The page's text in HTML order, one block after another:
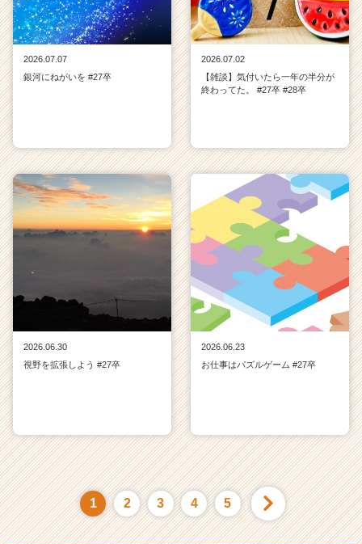
2026.07.07
銀河にねがいを #27卒
2026.07.02
【雑談】気付いたら一年の半分が
終わってた。 #27卒 #28卒
2026.06.30
視野を拡張しよう #27卒
2026.06.23
お仕事はパズルゲーム #27卒
1 2 3 4 5